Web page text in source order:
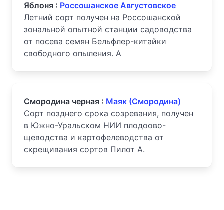
Яблоня : Россошанское Августовское
Летний сорт получен на Россошанской
зональной опытной станции садоводства
от посева семян Бельфлер-китайки
свободного опыления. А
Смородина черная : Маяк (Смородина)
Сорт позднего срока созревания, получен
в Южно-Уральском НИИ плодоово-
щеводства и картофелеводства от
скрещивания сортов Пилот А.